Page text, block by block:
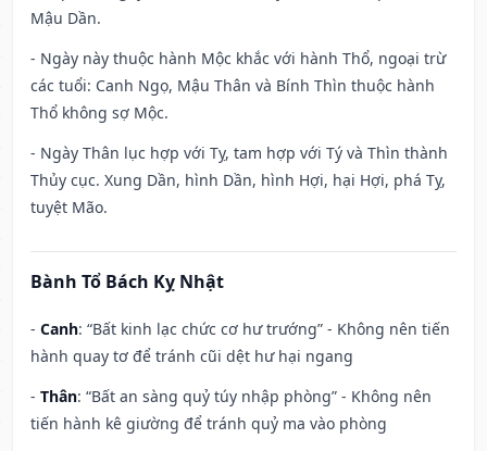
Mậu Dần.
- Ngày này thuộc hành Mộc khắc với hành Thổ, ngoại trừ
các tuổi: Canh Ngọ, Mậu Thân và Bính Thìn thuộc hành
Thổ không sợ Mộc.
- Ngày Thân lục hợp với Tỵ, tam hợp với Tý và Thìn thành
Thủy cục. Xung Dần, hình Dần, hình Hợi, hại Hợi, phá Tỵ,
tuyệt Mão.
Bành Tổ Bách Kỵ Nhật
- Canh: “Bất kinh lạc chức cơ hư trướng” - Không nên tiến
hành quay tơ để tránh cũi dệt hư hại ngang
- Thân: “Bất an sàng quỷ túy nhập phòng” - Không nên
tiến hành kê giường để tránh quỷ ma vào phòng